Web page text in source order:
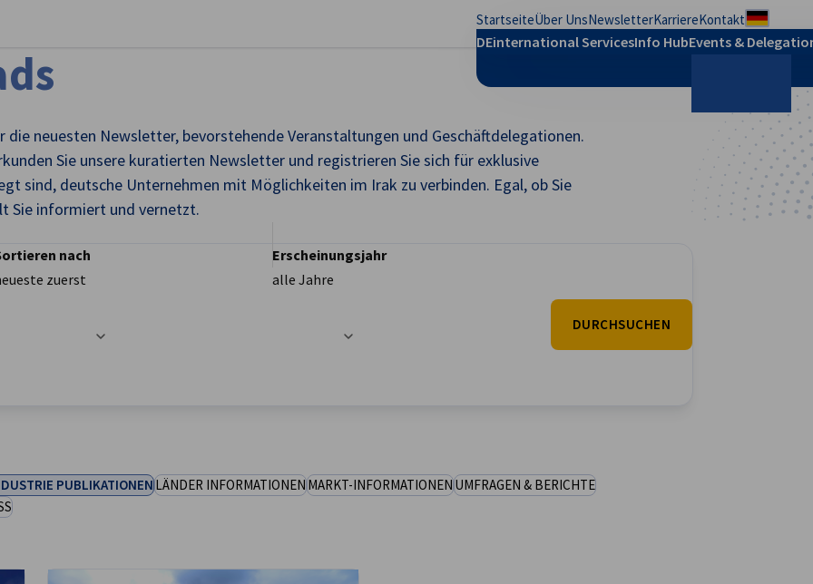
StartseiteÜber UnsNewsletterKarriereKontakt
DEinternational ServicesInfo HubEvents &
Suche
neuesten Newsletter, bevorstehende Veranstaltungen und Geschäftdelegationen.
Sie unsere kuratierten Newsletter und registrieren Sie sich für exklusive
sind, deutsche Unternehmen mit Möglichkeiten im Irak zu verbinden. Egal, ob Sie
Sie informiert und vernetzt.
nach
zuerst
Erscheinungsjahr
alle Jahre
DURCHSUCHEN
PUBLIKATIONENLÄNDER INFORMATIONENMARKT-INFORMATIONENUMFRAGEN & BERICHTE